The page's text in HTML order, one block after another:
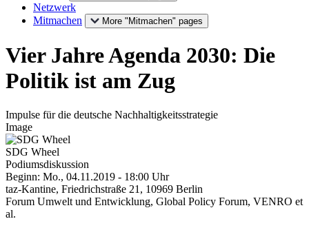
Netzwerk
Mitmachen
More "Mitmachen" pages
Vier Jahre Agenda 2030: Die
Politik ist am Zug
Impulse für die deutsche Nachhaltigkeitsstrategie
Image
SDG Wheel
Podiumsdiskussion
Beginn: Mo., 04.11.2019 - 18:00 Uhr
taz-Kantine, Friedrichstraße 21, 10969 Berlin
Forum Umwelt und Entwicklung, Global Policy Forum, VENRO et
al.